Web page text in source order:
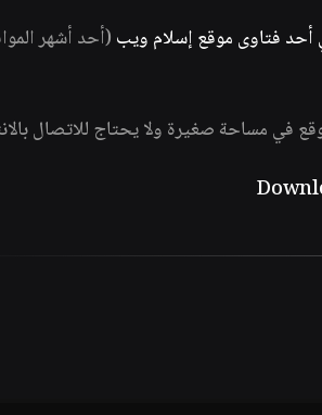
فتاوى موقع إسلام ويب (أحد أشهر
في مساحة صغيرة ولا يحتاج للاتصال